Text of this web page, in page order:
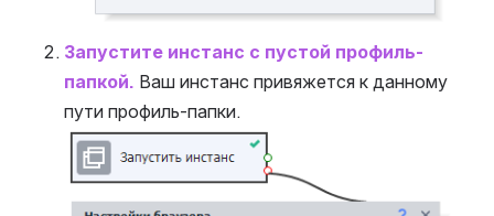
Запустите инстанс с пустой профиль-
папкой. Ваш инстанс привяжется к данному
пути профиль-папки.
Open